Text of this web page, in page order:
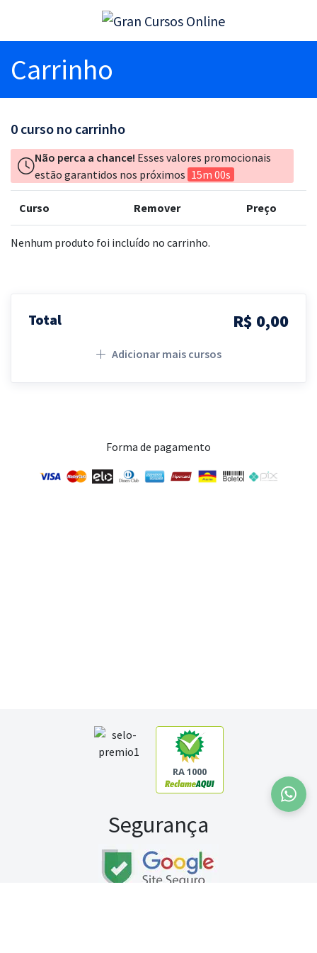
Carrinho
0 curso no carrinho
Não perca a chance! Esses valores promocionais
estão garantidos nos próximos 15m 00s
Curso Remover Preço
Nenhum produto foi incluído no carrinho.
Total R$ 0,00
Adicionar mais cursos
Forma de pagamento
RA 1000
Segurança